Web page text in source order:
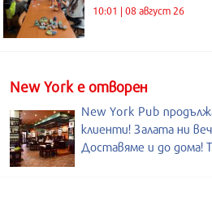
10:01 | 08 август 26
New York е отворен
New York Pub
клиенти! Залата ни
Доставяме и до дома!